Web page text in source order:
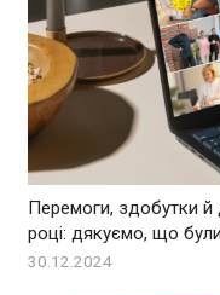
Перемоги, здобутки й
році: дякуємо, що
30.12.2024